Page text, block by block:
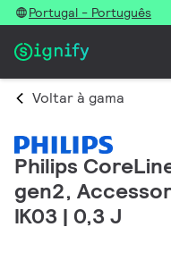
Portugal - Português
Voltar à gama
Philips
gen2,
IK03 | 0,3 J